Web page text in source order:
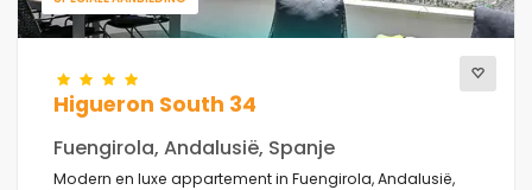
Higueron South 34
Fuengirola, Andalusië, Spanje
Modern en luxe appartement in Fuengirola, Andalusië,